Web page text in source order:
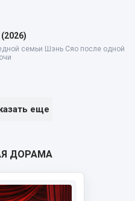
семьи Шэнь Сяо после одной
еще
ДОРАМА